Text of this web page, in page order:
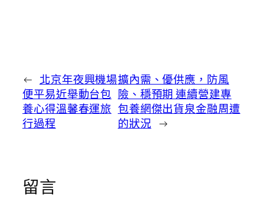
← 北京年夜興機場
便平易近舉動台包
養心得溫馨春運旅
行過程
擴內需、優供應，防風
險、穩預期 連續營建專
包養網傑出貨泉金融周遭
的狀況 →
留言